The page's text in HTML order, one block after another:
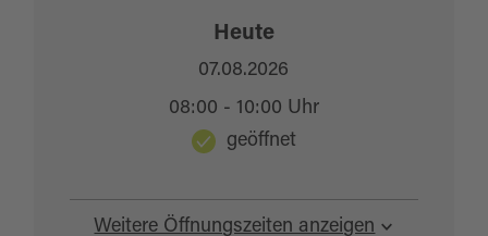
Weitere Öffnungszeiten anzeigen
Heute
07.08.2026
08:00 - 10:00 Uhr
geöffnet